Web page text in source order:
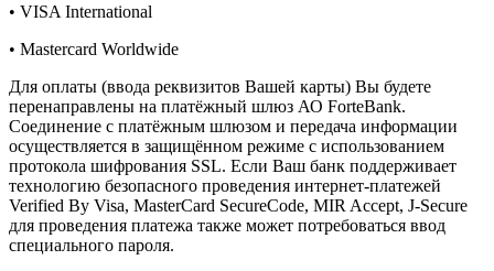
• VISA International
• Mastercard Worldwide
Для оплаты (ввода реквизитов Вашей карты) Вы будете
перенаправлены на платёжный шлюз АО ForteBank.
Соединение с платёжным шлюзом и передача информации
осуществляется в защищённом режиме с использованием
протокола шифрования SSL. Если Ваш банк поддерживает
технологию безопасного проведения интернет-платежей
Verified By Visa, MasterCard SecureCode, MIR Accept, J-Secure
для проведения платежа также может потребоваться ввод
специального пароля.